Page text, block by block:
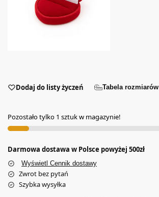
Dodaj do listy życzeń Tabela rozmiarów
Pozostało tylko 1 sztuk w magazynie!
Darmowa dostawa w Polsce powyżej 500zł
Wyświetl Cennik dostawy
Zwrot bez pytań
Szybka wysyłka